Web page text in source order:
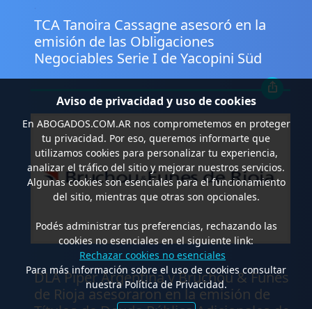
TCA Tanoira Cassagne asesoró en la
emisión de las Obligaciones
Negociables Serie I de Yacopini Süd
DLA Piper Argentina y Bruchou & Funes
de Rioja asesoraron en la emisión de
Aviso de privacidad y uso de cookies
En ABOGADOS.COM.ARnos comprometemos en proteger
tu privacidad. Por eso, queremos informarte que
utilizamos cookies para personalizar tu experiencia,
analizar el tráfico del sitio y mejorar nuestros servicios.
Algunas cookies son esenciales para el funcionamiento
del sitio, mientras que otras son opcionales.
Podés administrar tus preferencias, rechazando las
cookies no esenciales en el siguiente link:
Rechazar cookies no esenciales
Para más información sobre el uso de cookies consultar
nuestra Política de Privacidad.